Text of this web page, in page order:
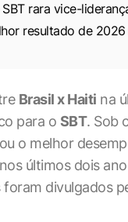
rara vice-
resultado de 2026
Brasil x Haiti na
para o SBT. Sob
o melhor
últimos dois
divulgados